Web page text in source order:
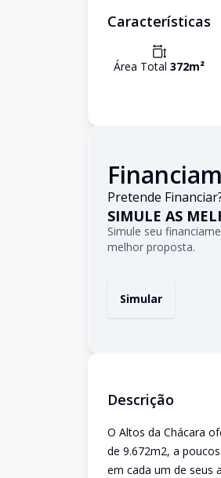
Características
Área Total 372m²
Pretende
SIMULE AS
Simule seu
melhor proposta.
Simular
Descrição
O Altos da Chácara
de 9.672m2, a
em cada um de seus